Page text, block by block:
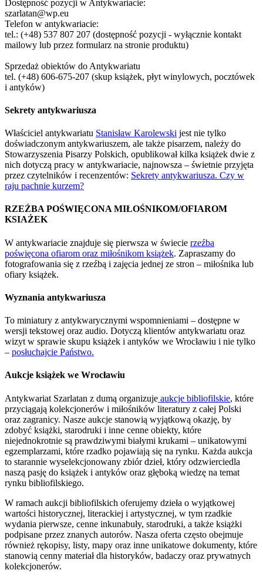
Dostępność pozycji w Antykwariacie:
szarlatan@wp.eu
Telefon w antykwariacie:
tel.: (+48) 537 807 207 (dostępność pozycji - wyłącznie kontakt
mailowy lub przez formularz na stronie produktu)
Sprzedaż obiektów do Antykwariatu
tel. (+48) 606-675-207 (skup książek, płyt winylowych, pocztówek
i antyków)
Sekrety antykwariusza
Właściciel antykwariatu Stanisław Karolewski jest nie tylko
doświadczonym antykwariuszem, ale także pisarzem, należy do
Stowarzyszenia Pisarzy Polskich, opublikował kilka książek dwie z
nich dotyczą pracy w antykwariacie, najnowsza – świetnie przyjęta
przez czytelników i recenzentów: Sekrety antykwariusza. Czy w
raju pachnie kurzem?
RZEŹBA POŚWIĘCONA MIŁOŚNIKOM/OFIAROM
KSIAŻEK
W antykwariacie znajduje się pierwsza w świecie rzeźba
poświęcona ofiarom oraz miłośnikom książek. Zapraszamy do
fotografowania się z rzeźbą i zajęcia jednej ze stron – miłośnika lub
ofiary książek.
Wyznania antykwariusza
To miniatury z antykwarycznymi wspomnieniami – dostępne w
wersji tekstowej oraz audio. Dotyczą klientów antykwariatu oraz
wizyt w sprawie skupu książek i antyków we Wrocławiu i nie tylko
– posłuchajcie Państwo.
Aukcje książek we Wrocławiu
Antykwariat Szarlatan z dumą organizuje aukcje bibliofilskie, które
przyciągają kolekcjonerów i miłośników literatury z całej Polski
oraz zagranicy. Nasze aukcje stanowią wyjątkową okazję, by
zdobyć książki, starodruki i inne cenne obiekty, które
niejednokrotnie są prawdziwymi białymi krukami – unikatowymi
egzemplarzami, które rzadko pojawiają się na rynku. Każda aukcja
to starannie wyselekcjonowany zbiór dzieł, który odzwierciedla
naszą pasję do książek i antyków oraz głęboką wiedzę na temat
rynku bibliofilskiego.
W ramach aukcji bibliofilskich oferujemy dzieła o wyjątkowej
wartości historycznej, literackiej i artystycznej, w tym rzadkie
wydania pierwsze, cenne inkunabuły, starodruki, a także książki
podpisane przez znanych autorów. Nasza oferta często obejmuje
również rękopisy, listy, mapy oraz inne unikatowe dokumenty, które
stanowią cenny materiał dla historyków, badaczy oraz prywatnych
kolekcjonerów.